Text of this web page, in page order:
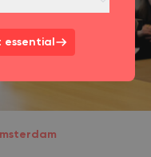
essential